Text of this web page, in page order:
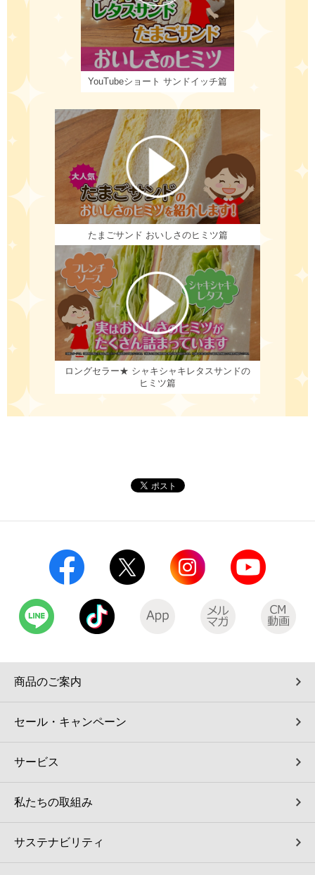
YouTubeショート サンドイッチ篇
たまごサンド おいしさのヒミツ篇
ロングセラー★ シャキシャキレタスサンドの
ヒミツ篇
商品のご案内
セール・キャンペーン
サービス
私たちの取組み
サステナビリティ